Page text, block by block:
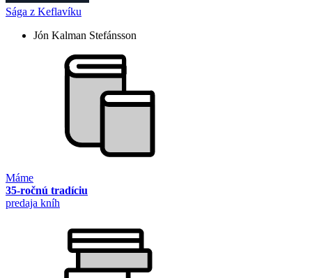
Sága z Keflavíku
Jón Kalman Stefánsson
Máme
35-ročnú tradíciu
predaja kníh